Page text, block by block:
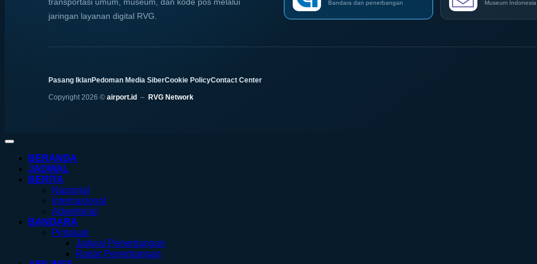
e-
Commerce
Convex
jaringan layanan digital RVG.
Bandara dan penerbangan Museum Indonesia
Pasang IklanPedoman Media SiberCookie PolicyContact Center
Copyright 2026 © airport.id – RVG Network
BERANDA
JADWAL
BERITA
Nasional
Internasional
Advertorial
BANDARA
Pintasan
Jadwal Penerbangan
Radar Penerbangan